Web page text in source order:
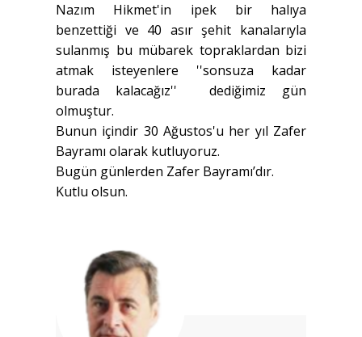
Nazım Hikmet'in ipek bir halıya
benzettiği ve 40 asır şehit kanalarıyla
sulanmış bu mübarek topraklardan bizi
atmak isteyenlere ''sonsuza kadar
burada kalacağız'' dediğimiz gün
olmuştur.
Bunun içindir 30 Ağustos'u her yıl Zafer
Bayramı olarak kutluyoruz.
Bugün günlerden Zafer Bayramı’dır.
Kutlu olsun.